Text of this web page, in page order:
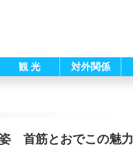
観 光 対外関係
首筋とおでこの魅力